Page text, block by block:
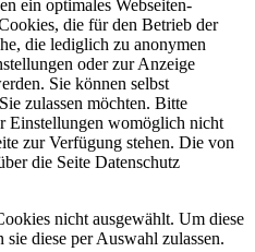
ein optimales Webseiten-
die für den Betrieb der
die lediglich zu anonymen
oder zur Anzeige
Sie können selbst
zulassen möchten. Bitte
Einstellungen womöglich nicht
zur Verfügung stehen. Die von
die Seite Datenschutz
nicht ausgewählt. Um diese
sie diese per Auswahl zulassen.